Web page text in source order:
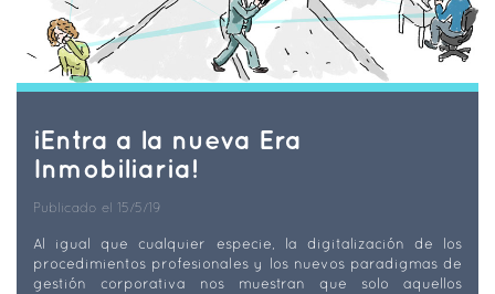
¡Entra a la nueva Era
Inmobiliaria!
Publicado el 15/5/19
Al igual que cualquier especie, la digitalización de los
procedimientos profesionales y los nuevos paradigmas de
gestión corporativa nos muestran que solo aquellos